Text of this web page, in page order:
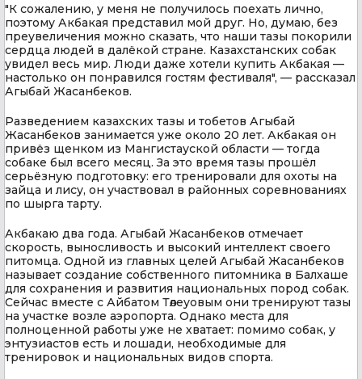
"К сожалению, у меня не получилось поехать лично,
поэтому Акбакая представил мой друг. Но, думаю, без
преувеличения можно сказать, что наши тазы покорили
сердца людей в далёкой стране. Казахстанских собак
увидел весь мир. Люди даже хотели купить Акбакая —
настолько он понравился гостям фестиваля", — рассказал
Агыбай Жасанбеков.
Разведением казахских тазы и тобетов Агыбай
Жасанбеков занимается уже около 20 лет. Акбакая он
привёз щенком из Мангистауской области — тогда
собаке был всего месяц. За это время тазы прошёл
серьёзную подготовку: его тренировали для охоты на
зайца и лису, он участвовал в районных соревнованиях
по шырга тарту.
Акбакаю два года. Агыбай Жасанбеков отмечает
скорость, выносливость и высокий интеллект своего
питомца. Одной из главных целей Агыбай Жасанбеков
называет создание собственного питомника в Балхаше
для сохранения и развития национальных пород собак.
Сейчас вместе с Айбатом Төлеуовым они тренируют тазы
на участке возле аэропорта. Однако места для
полноценной работы уже не хватает: помимо собак, у
энтузиастов есть и лошади, необходимые для
тренировок и национальных видов спорта.